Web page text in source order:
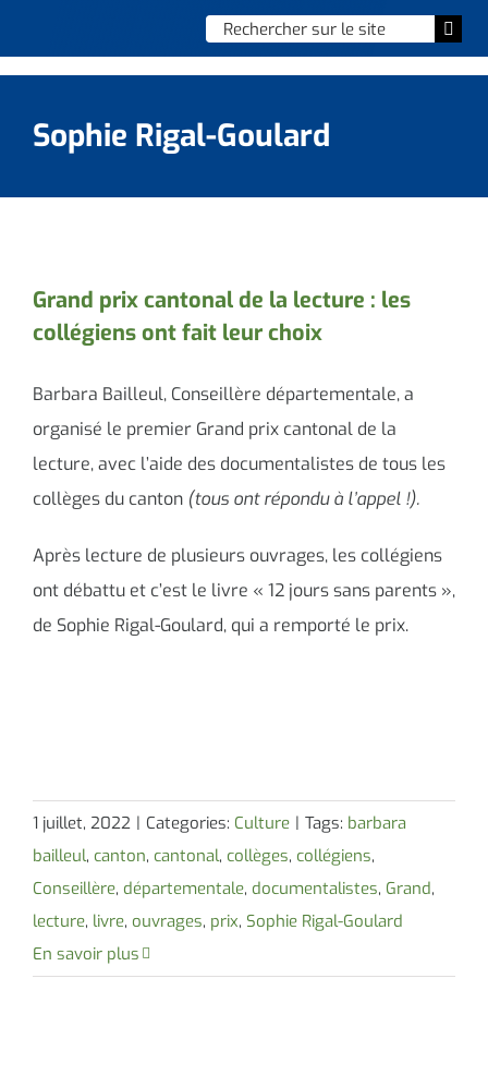
Chercher
:
Vie municipale
Culture et loisirs
Social & solidarité
Contacter le maire
Sophie Rigal-Goulard
Grand prix cantonal de la lecture : les
collégiens ont fait leur choix
Barbara Bailleul, Conseillère départementale, a
organisé le premier Grand prix cantonal de la
lecture, avec l’aide des documentalistes de tous les
collèges du canton (tous ont répondu à l’appel !).
Après lecture de plusieurs ouvrages, les collégiens
ont débattu et c’est le livre « 12 jours sans parents »,
de Sophie Rigal-Goulard, qui a remporté le prix.
1 juillet, 2022 | Categories: Culture | Tags: barbara
bailleul, canton, cantonal, collèges, collégiens,
Conseillère, départementale, documentalistes, Grand,
lecture, livre, ouvrages, prix, Sophie Rigal-Goulard
En savoir plus